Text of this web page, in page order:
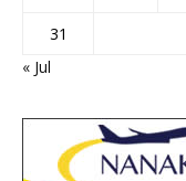
31
« Jul